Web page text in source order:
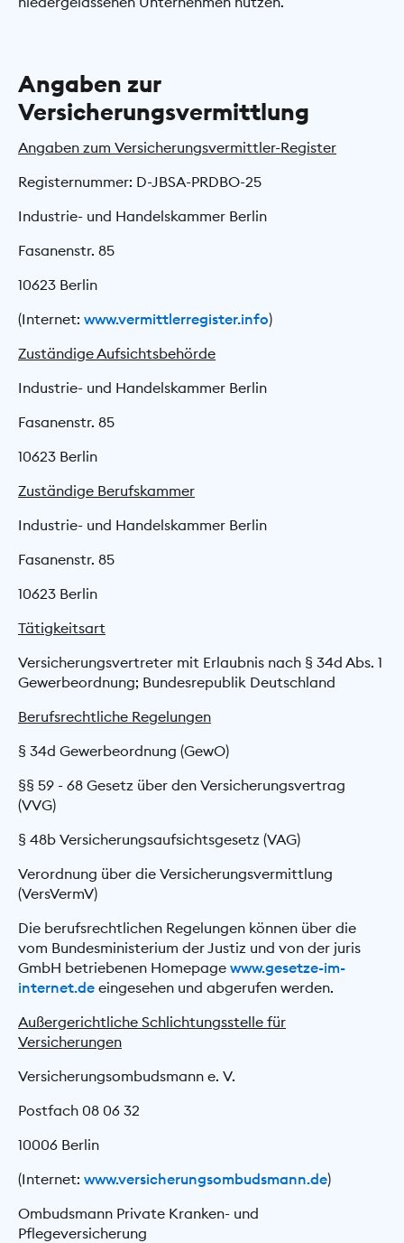
Angaben zur
Versicherungsvermittlung
Angaben zum Versicherungsvermittler-Register
Registernummer: D-JBSA-PRDBO-25
Industrie- und Handelskammer Berlin
Fasanenstr. 85
10623 Berlin
(Internet: www.vermittlerregister.info)
Zuständige Aufsichtsbehörde
Industrie- und Handelskammer Berlin
Fasanenstr. 85
10623 Berlin
Zuständige Berufskammer
Industrie- und Handelskammer Berlin
Fasanenstr. 85
10623 Berlin
Tätigkeitsart
Versicherungsvertreter mit Erlaubnis nach § 34d Abs. 1
Gewerbeordnung; Bundesrepublik Deutschland
Berufsrechtliche Regelungen
§ 34d Gewerbeordnung (GewO)
§§ 59 - 68 Gesetz über den Versicherungs­vertrag
(VVG)
§ 48b Versicherungsaufsichtsgesetz (VAG)
Verordnung über die Versicherungsvermittlung
(VersVermV)
Die berufsrechtlichen Regelungen können über die
vom Bundesministerium der Justiz und von der juris
GmbH betriebenen Homepage www.gesetze-im-
internet.de eingesehen und abgerufen werden.
Außergerichtliche Schlichtungsstelle für
Versicherungen
Versicherungsombudsmann e. V.
Postfach 08 06 32
10006 Berlin
(Internet: www.versicherungsombudsmann.de)
Ombudsmann Private Kranken- und
Pflegeversicherung